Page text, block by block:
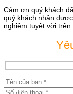
Cảm ơn quý khách
quý khách nhận
nghiệm tuyệt vời trên